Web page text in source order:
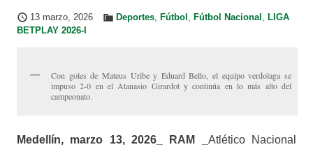
13 marzo, 2026 Deportes, Fútbol , Fútbol Nacional , LIGA
BETPLAY 2026-I
Con goles de Mateus Uribe y Eduard Bello, el equipo verdolaga se
impuso 2-0 en el Atanasio Girardot y continúa en lo más alto del
campeonato.
Medellín, marzo 13, 2026_ RAM _ Atlético Nacional